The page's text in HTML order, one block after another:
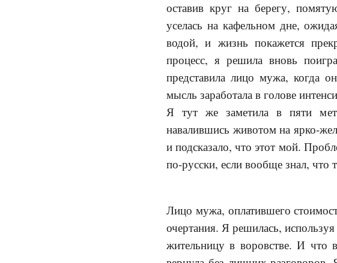
оставив круг на берегу,
уселась на кафельном дне,
водой, и жизнь покажется
процесс, я решила вновь
представила лицо мужа, когда
мысль заработала в голове
Я тут же заметила в пяти
навалившись животом на ярко-
и подсказало, что этот мой.
по-русски, если вообще знал, что
Лицо мужа, оплатившего
очертания. Я решилась,
жительницу в воровстве. И что